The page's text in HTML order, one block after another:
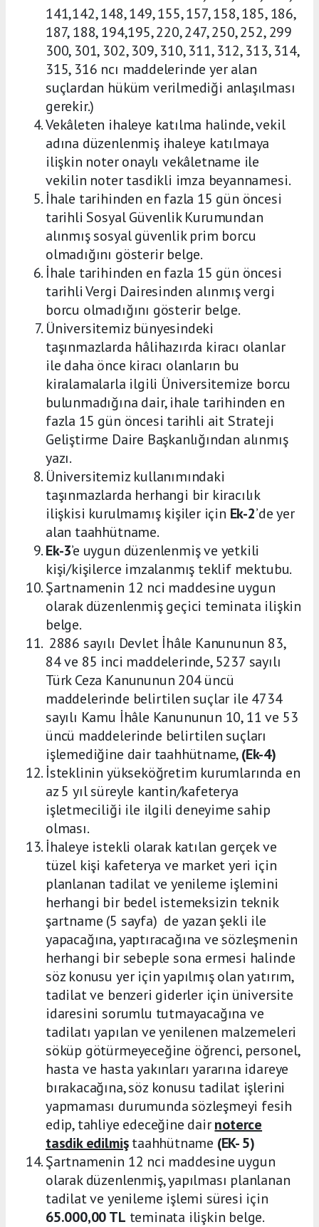
141,142, 148, 149, 155, 157, 158, 185, 186,
187, 188, 194,195, 220, 247, 250, 252, 299
300, 301, 302, 309, 310, 311, 312, 313, 314,
315, 316 ncı maddelerinde yer alan
suçlardan hüküm verilmediği anlaşılması
gerekir.)
Vekâleten ihaleye katılma halinde, vekil
adına düzenlenmiş ihaleye katılmaya
ilişkin noter onaylı vekâletname ile
vekilin noter tasdikli imza beyannamesi.
İhale tarihinden en fazla 15 gün öncesi
tarihli Sosyal Güvenlik Kurumundan
alınmış sosyal güvenlik prim borcu
olmadığını gösterir belge.
İhale tarihinden en fazla 15 gün öncesi
tarihli Vergi Dairesinden alınmış vergi
borcu olmadığını gösterir belge.
Üniversitemiz bünyesindeki
taşınmazlarda hâlihazırda kiracı olanlar
ile daha önce kiracı olanların bu
kiralamalarla ilgili Üniversitemize borcu
bulunmadığına dair, ihale tarihinden en
fazla 15 gün öncesi tarihli ait Strateji
Geliştirme Daire Başkanlığından alınmış
yazı.
Üniversitemiz kullanımındaki
taşınmazlarda herhangi bir kiracılık
ilişkisi kurulmamış kişiler için Ek-2’de yer
alan taahhütname.
Ek-3’e uygun düzenlenmiş ve yetkili
kişi/kişilerce imzalanmış teklif mektubu.
Şartnamenin 12 nci maddesine uygun
olarak düzenlenmiş geçici teminata ilişkin
belge.
2886 sayılı Devlet İhâle Kanununun 83,
84 ve 85 inci maddelerinde, 5237 sayılı
Türk Ceza Kanununun 204 üncü
maddelerinde belirtilen suçlar ile 4734
sayılı Kamu İhâle Kanununun 10, 11 ve 53
üncü maddelerinde belirtilen suçları
işlemediğine dair taahhütname,(Ek-4)
İsteklinin yükseköğretim kurumlarında en
az 5 yıl süreyle kantin/kafeterya
işletmeciliği ile ilgili deneyime sahip
olması.
İhaleye istekli olarak katılan gerçek ve
tüzel kişi kafeterya ve market yeri için
planlanan tadilat ve yenileme işlemini
herhangi bir bedel istemeksizin teknik
şartname (5 sayfa) de yazan şekli ile
yapacağına, yaptıracağına ve sözleşmenin
herhangi bir sebeple sona ermesi halinde
söz konusu yer için yapılmış olan yatırım,
tadilat ve benzeri giderler için üniversite
idaresini sorumlu tutmayacağına ve
tadilatı yapılan ve yenilenen malzemeleri
söküp götürmeyeceğine öğrenci, personel,
hasta ve hasta yakınları yararına idareye
bırakacağına, söz konusu tadilat işlerini
yapmaması durumunda sözleşmeyi fesih
edip, tahliye edeceğine dairnoterce
tasdik edilmiştaahhütname (EK- 5)
Şartnamenin 12 nci maddesine uygun
olarak düzenlenmiş, yapılması planlanan
tadilat ve yenileme işlemi süresi için
65.000,00 TL teminata ilişkin belge.